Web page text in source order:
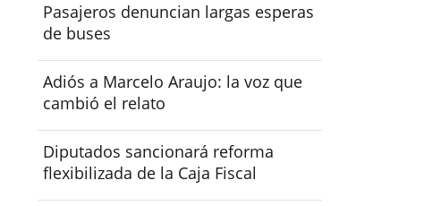
Pasajeros denuncian largas esperas
de buses
Adiós a Marcelo Araujo: la voz que
cambió el relato
Diputados sancionará reforma
flexibilizada de la Caja Fiscal